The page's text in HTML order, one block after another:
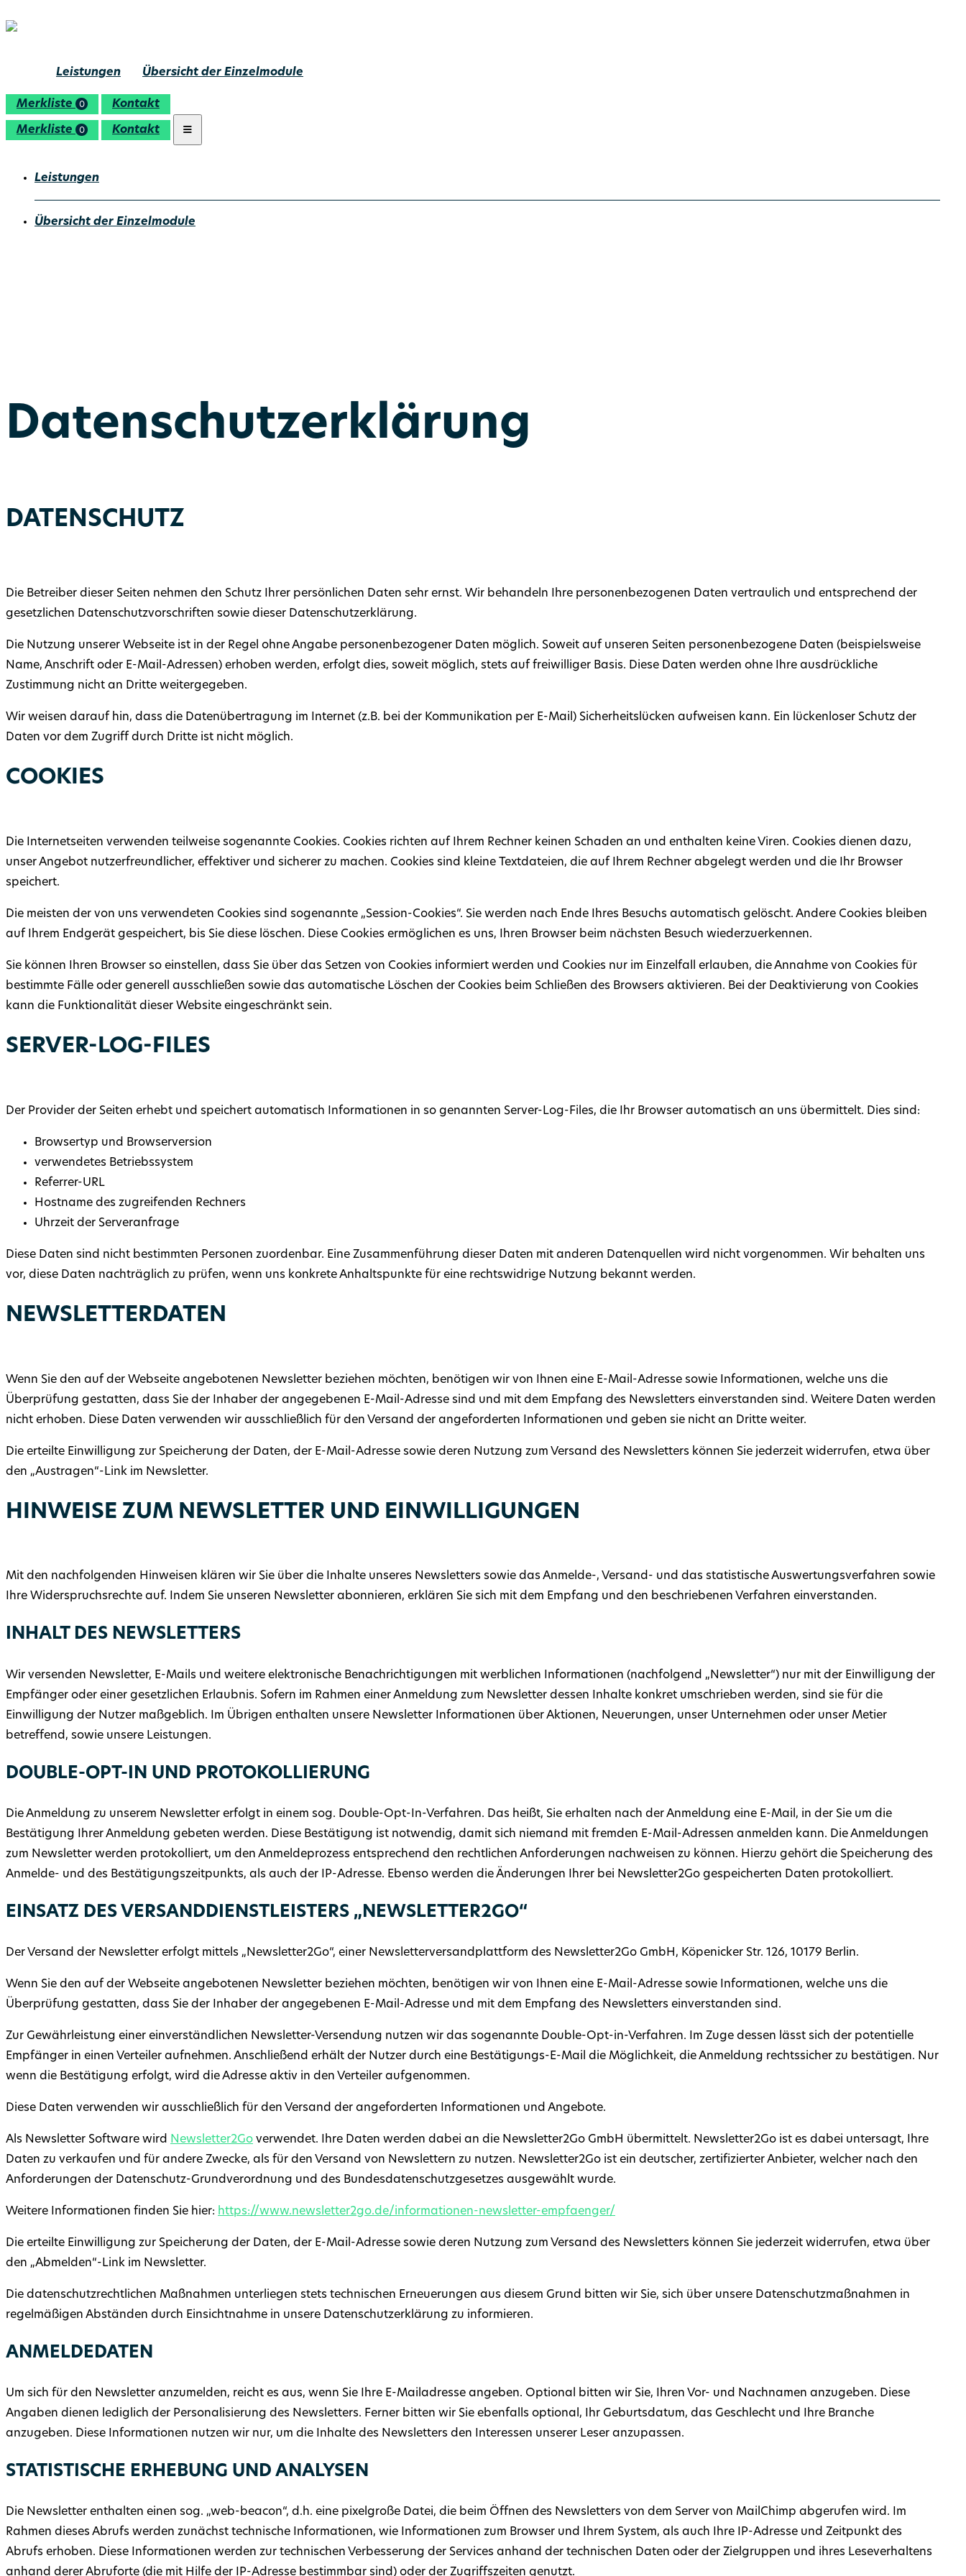
Leistungen Übersicht der Einzelmodule
Merkliste 0 Kontakt
Merkliste 0 Kontakt
Leistungen
Übersicht der Einzelmodule
Datenschutzerklärung
DATENSCHUTZ
Die Betreiber dieser Seiten nehmen den Schutz Ihrer persönlichen Daten sehr ernst. Wir behandeln Ihre personenbezogenen Daten vertraulich und entsprechend der
gesetzlichen Datenschutzvorschriften sowie dieser Datenschutzerklärung.
Die Nutzung unserer Webseite ist in der Regel ohne Angabe personenbezogener Daten möglich. Soweit auf unseren Seiten personenbezogene Daten (beispielsweise
Name, Anschrift oder E-Mail-Adressen) erhoben werden, erfolgt dies, soweit möglich, stets auf freiwilliger Basis. Diese Daten werden ohne Ihre ausdrückliche
Zustimmung nicht an Dritte weitergegeben.
Wir weisen darauf hin, dass die Datenübertragung im Internet (z.B. bei der Kommunikation per E-Mail) Sicherheitslücken aufweisen kann. Ein lückenloser Schutz der
Daten vor dem Zugriff durch Dritte ist nicht möglich.
COOKIES
Die Internetseiten verwenden teilweise sogenannte Cookies. Cookies richten auf Ihrem Rechner keinen Schaden an und enthalten keine Viren. Cookies dienen dazu,
unser Angebot nutzerfreundlicher, effektiver und sicherer zu machen. Cookies sind kleine Textdateien, die auf Ihrem Rechner abgelegt werden und die Ihr Browser
speichert.
Die meisten der von uns verwendeten Cookies sind sogenannte „Session-Cookies“. Sie werden nach Ende Ihres Besuchs automatisch gelöscht. Andere Cookies bleiben
auf Ihrem Endgerät gespeichert, bis Sie diese löschen. Diese Cookies ermöglichen es uns, Ihren Browser beim nächsten Besuch wiederzuerkennen.
Sie können Ihren Browser so einstellen, dass Sie über das Setzen von Cookies informiert werden und Cookies nur im Einzelfall erlauben, die Annahme von Cookies für
bestimmte Fälle oder generell ausschließen sowie das automatische Löschen der Cookies beim Schließen des Browsers aktivieren. Bei der Deaktivierung von Cookies
kann die Funktionalität dieser Website eingeschränkt sein.
SERVER-LOG-FILES
Der Provider der Seiten erhebt und speichert automatisch Informationen in so genannten Server-Log-Files, die Ihr Browser automatisch an uns übermittelt. Dies sind:
Browsertyp und Browserversion
verwendetes Betriebssystem
Referrer-URL
Hostname des zugreifenden Rechners
Uhrzeit der Serveranfrage
Diese Daten sind nicht bestimmten Personen zuordenbar. Eine Zusammenführung dieser Daten mit anderen Datenquellen wird nicht vorgenommen. Wir behalten uns
vor, diese Daten nachträglich zu prüfen, wenn uns konkrete Anhaltspunkte für eine rechtswidrige Nutzung bekannt werden.
NEWSLETTERDATEN
Wenn Sie den auf der Webseite angebotenen Newsletter beziehen möchten, benötigen wir von Ihnen eine E-Mail-Adresse sowie Informationen, welche uns die
Überprüfung gestatten, dass Sie der Inhaber der angegebenen E-Mail-Adresse sind und mit dem Empfang des Newsletters einverstanden sind. Weitere Daten werden
nicht erhoben. Diese Daten verwenden wir ausschließlich für den Versand der angeforderten Informationen und geben sie nicht an Dritte weiter.
Die erteilte Einwilligung zur Speicherung der Daten, der E-Mail-Adresse sowie deren Nutzung zum Versand des Newsletters können Sie jederzeit widerrufen, etwa über
den „Austragen“-Link im Newsletter.
HINWEISE ZUM NEWSLETTER UND EINWILLIGUNGEN
Mit den nachfolgenden Hinweisen klären wir Sie über die Inhalte unseres Newsletters sowie das Anmelde-, Versand- und das statistische Auswertungsverfahren sowie
Ihre Widerspruchsrechte auf. Indem Sie unseren Newsletter abonnieren, erklären Sie sich mit dem Empfang und den beschriebenen Verfahren einverstanden.
INHALT DES NEWSLETTERS
Wir versenden Newsletter, E-Mails und weitere elektronische Benachrichtigungen mit werblichen Informationen (nachfolgend „Newsletter“) nur mit der Einwilligung der
Empfänger oder einer gesetzlichen Erlaubnis. Sofern im Rahmen einer Anmeldung zum Newsletter dessen Inhalte konkret umschrieben werden, sind sie für die
Einwilligung der Nutzer maßgeblich. Im Übrigen enthalten unsere Newsletter Informationen über Aktionen, Neuerungen, unser Unternehmen oder unser Metier
betreffend, sowie unsere Leistungen.
DOUBLE-OPT-IN UND PROTOKOLLIERUNG
Die Anmeldung zu unserem Newsletter erfolgt in einem sog. Double-Opt-In-Verfahren. Das heißt, Sie erhalten nach der Anmeldung eine E-Mail, in der Sie um die
Bestätigung Ihrer Anmeldung gebeten werden. Diese Bestätigung ist notwendig, damit sich niemand mit fremden E-Mail-Adressen anmelden kann. Die Anmeldungen
zum Newsletter werden protokolliert, um den Anmeldeprozess entsprechend den rechtlichen Anforderungen nachweisen zu können. Hierzu gehört die Speicherung des
Anmelde- und des Bestätigungszeitpunkts, als auch der IP-Adresse. Ebenso werden die Änderungen Ihrer bei Newsletter2Go gespeicherten Daten protokolliert.
EINSATZ DES VERSANDDIENSTLEISTERS „NEWSLETTER2GO“
Der Versand der Newsletter erfolgt mittels „Newsletter2Go“, einer Newsletterversandplattform des Newsletter2Go GmbH, Köpenicker Str. 126, 10179 Berlin.
Wenn Sie den auf der Webseite angebotenen Newsletter beziehen möchten, benötigen wir von Ihnen eine E-Mail-Adresse sowie Informationen, welche uns die
Überprüfung gestatten, dass Sie der Inhaber der angegebenen E-Mail-Adresse und mit dem Empfang des Newsletters einverstanden sind.
Zur Gewährleistung einer einverständlichen Newsletter-Versendung nutzen wir das sogenannte Double-Opt-in-Verfahren. Im Zuge dessen lässt sich der potentielle
Empfänger in einen Verteiler aufnehmen. Anschließend erhält der Nutzer durch eine Bestätigungs-E-Mail die Möglichkeit, die Anmeldung rechtssicher zu bestätigen. Nur
wenn die Bestätigung erfolgt, wird die Adresse aktiv in den Verteiler aufgenommen.
Diese Daten verwenden wir ausschließlich für den Versand der angeforderten Informationen und Angebote.
Als Newsletter Software wird Newsletter2Go verwendet. Ihre Daten werden dabei an die Newsletter2Go GmbH übermittelt. Newsletter2Go ist es dabei untersagt, Ihre
Daten zu verkaufen und für andere Zwecke, als für den Versand von Newslettern zu nutzen. Newsletter2Go ist ein deutscher, zertifizierter Anbieter, welcher nach den
Anforderungen der Datenschutz-Grundverordnung und des Bundesdatenschutzgesetzes ausgewählt wurde.
Weitere Informationen finden Sie hier: https://www.newsletter2go.de/informationen-newsletter-empfaenger/
Die erteilte Einwilligung zur Speicherung der Daten, der E-Mail-Adresse sowie deren Nutzung zum Versand des Newsletters können Sie jederzeit widerrufen, etwa über
den „Abmelden“-Link im Newsletter.
Die datenschutzrechtlichen Maßnahmen unterliegen stets technischen Erneuerungen aus diesem Grund bitten wir Sie, sich über unsere Datenschutzmaßnahmen in
regelmäßigen Abständen durch Einsichtnahme in unsere Datenschutzerklärung zu informieren.
ANMELDEDATEN
Um sich für den Newsletter anzumelden, reicht es aus, wenn Sie Ihre E-Mailadresse angeben. Optional bitten wir Sie, Ihren Vor- und Nachnamen anzugeben. Diese
Angaben dienen lediglich der Personalisierung des Newsletters. Ferner bitten wir Sie ebenfalls optional, Ihr Geburtsdatum, das Geschlecht und Ihre Branche
anzugeben. Diese Informationen nutzen wir nur, um die Inhalte des Newsletters den Interessen unserer Leser anzupassen.
STATISTISCHE ERHEBUNG UND ANALYSEN
Die Newsletter enthalten einen sog. „web-beacon“, d.h. eine pixelgroße Datei, die beim Öffnen des Newsletters von dem Server von MailChimp abgerufen wird. Im
Rahmen dieses Abrufs werden zunächst technische Informationen, wie Informationen zum Browser und Ihrem System, als auch Ihre IP-Adresse und Zeitpunkt des
Abrufs erhoben. Diese Informationen werden zur technischen Verbesserung der Services anhand der technischen Daten oder der Zielgruppen und ihres Leseverhaltens
anhand derer Abruforte (die mit Hilfe der IP-Adresse bestimmbar sind) oder der Zugriffszeiten genutzt.